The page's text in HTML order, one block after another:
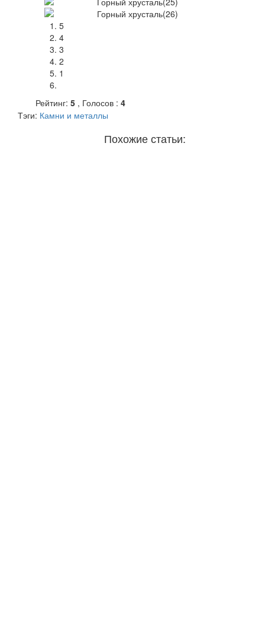
5
4
3
2
1
Рейтинг: 5 , Голосов : 4
Тэги: Камни и металлы
Похожие статьи: